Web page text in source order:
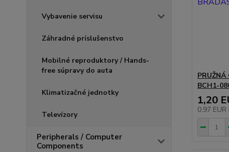
Vybavenie servisu
Záhradné príslušenstvo
Mobilné reproduktory / Hands-
free súpravy do auta
Klimatizačné jednotky
Televízory
Peripherals / Computer
Components
BCH1-
1,20
0,97 EUR